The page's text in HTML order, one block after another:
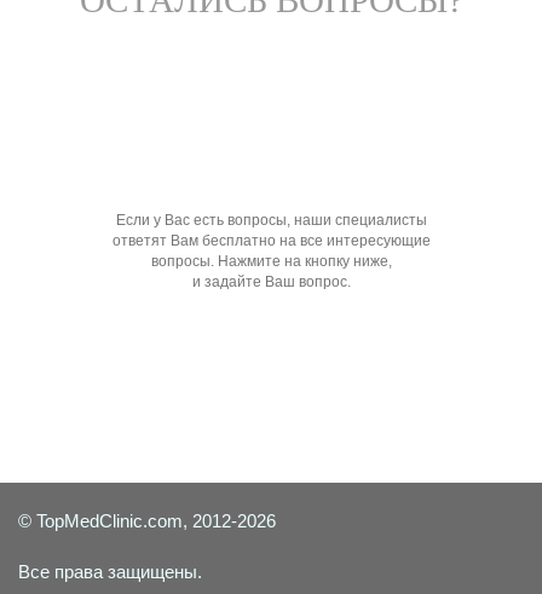
Если у Вас есть вопросы, наши специалисты
ответят Вам бесплатно на все интересующие
вопросы. Нажмите на кнопку ниже,
и задайте Ваш вопрос.
© TopMedClinic.com, 2012-2026
Все права защищены.